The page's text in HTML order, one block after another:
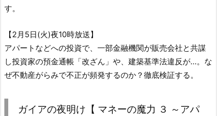
す。
【2月5日(火)夜10時放送】
アパートなどへの投資で、一部金融機関が販売会社と共謀
し投資家の預金通帳「改ざん」や、建築基準法違反が…。な
ぜ不動産がらみで不正が頻発するのか？徹底検証する。
ガイアの夜明け【 マネーの魔力 ３ ～アパ